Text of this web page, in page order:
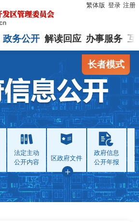
繁体版 登录 注册
政务公开 解读回应 办事服务 互
长者模式
法定主动
公开内容
区政府文件
政府信息
公开年报